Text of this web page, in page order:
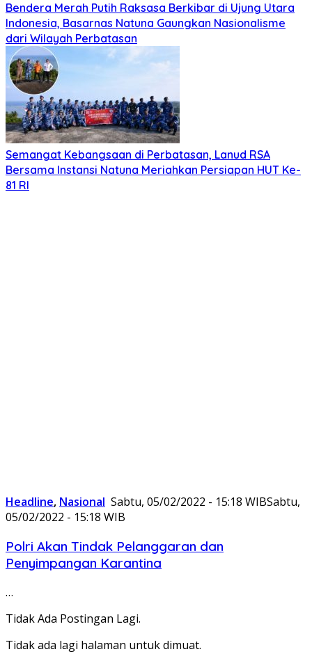
Bendera Merah Putih Raksasa Berkibar di Ujung Utara
Indonesia, Basarnas Natuna Gaungkan Nasionalisme
dari Wilayah Perbatasan
Semangat Kebangsaan di Perbatasan, Lanud RSA
Bersama Instansi Natuna Meriahkan Persiapan HUT Ke-
81 RI
Headline, Nasional Sabtu, 05/02/2022 - 15:18 WIBSabtu,
05/02/2022 - 15:18 WIB
Polri Akan Tindak Pelanggaran dan
Penyimpangan Karantina
…
Tidak Ada Postingan Lagi.
Tidak ada lagi halaman untuk dimuat.